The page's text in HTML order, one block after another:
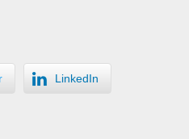
LinkedIn